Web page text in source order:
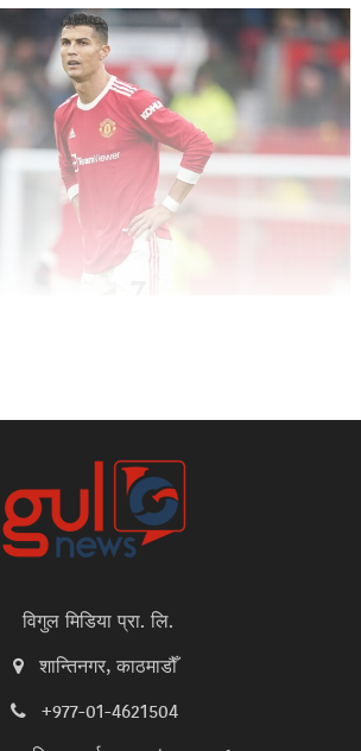
विगुल मिडिया प्रा. लि.
शान्तिनगर, काठमाडौँ
+977-01-4621504